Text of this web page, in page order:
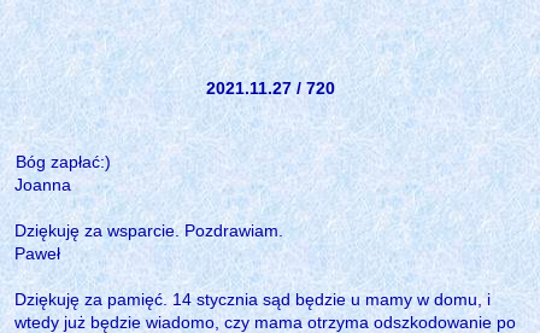
2021.11.27 / 720
Bóg zapłać:)
Joanna
Dziękuję za wsparcie. Pozdrawiam.
Paweł
Dziękuję za pamięć. 14 stycznia sąd będzie u mamy w domu, i
wtedy już będzie wiadomo, czy mama otrzyma odszkodowanie po